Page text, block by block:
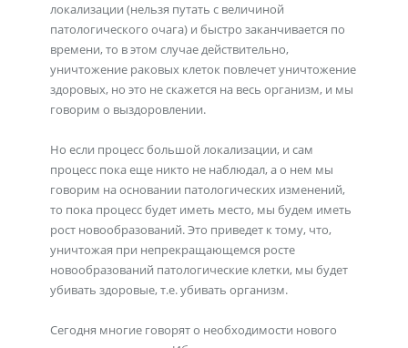
локализации (нельзя путать с величиной
патологического очага) и быстро заканчивается по
времени, то в этом случае действительно,
уничтожение раковых клеток повлечет уничтожение
здоровых, но это не скажется на весь организм, и мы
говорим о выздоровлении.
Но если процесс большой локализации, и сам
процесс пока еще никто не наблюдал, а о нем мы
говорим на основании патологических изменений,
то пока процесс будет иметь место, мы будем иметь
рост новообразований. Это приведет к тому, что,
уничтожая при непрекращающемся росте
новообразований патологические клетки, мы будет
убивать здоровые, т.е. убивать организм.
Сегодня многие говорят о необходимости нового